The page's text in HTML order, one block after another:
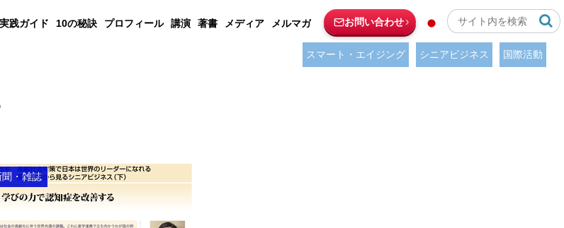
実践ガイド 10の秘訣 プロフィール 講演 著書 メディア メルマガ お問い合わせ
スマート・エイジング シニアビジネス 国際活動
聞・雑誌